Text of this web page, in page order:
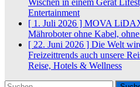
Wischen in einem Gerät
Entertainment
[ 1. Juli 2026 ] MOVA
Mähroboter ohne Kabel,
[ 22. Juni 2026 ] Die Welt
Freizeittrends auch unsere
Reise, Hotels & Wellness
Suchen